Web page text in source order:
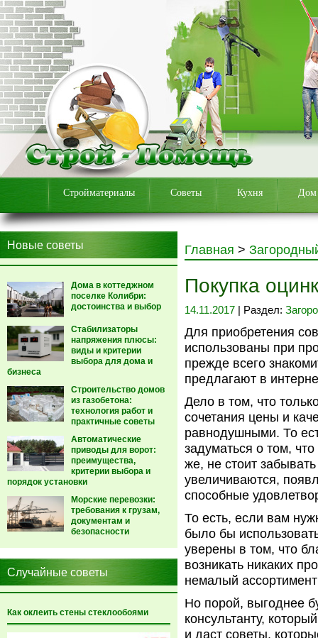
Стройматериалы Советы Кухня Дом
Новые советы
Дома в коттеджном
поселке Колибри:
достоинства и выбор
Стабилизаторы
напряжения плюсы:
виды и критерии
выбора для дома и
бизнеса
Строительство домов
из газобетона:
технология работ и
практичные советы
Автоматические
приводы для ворот:
преимущества,
критерии выбора и
порядок установки
Морские перевозки:
требования к грузам,
документам и
безопасности
Случайные советы
Как оклеить стены стеклообоями
Главная >
Покупка
14.11.2017 | Раздел:
Для приобретения
использованы при
прежде всего
предлагают в
Дело в том, что
сочетания цены и
равнодушными. То
задуматься о том,
же, не стоит
увеличиваются,
способные
То есть, если вам
было бы
уверены в том, что
возникать никаких
немалый
Но порой, выгоднее
консультанту,
и даст советы,